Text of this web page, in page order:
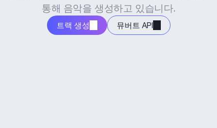
통해 음악을 생성하고 있습니다.
트랙 생성 뮤버트 API